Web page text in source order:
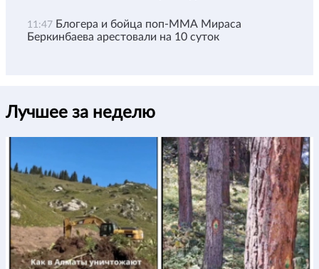
11:47 Блогера и бойца поп-ММА Мираса
Беркинбаева арестовали на 10 суток
Лучшее за неделю